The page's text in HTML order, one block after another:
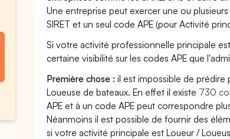
Une entreprise peut exercer une ou
SIRET et un seul code APE (pour Activité
Si votre activité professionnelle principale
certaine visibilité sur les codes APE que
Première chose : il est impossible de prédire
Loueuse de bateaux. En effet il existe 730
APE et à un code APE peut correspondre
Néanmoins il est possible de fournir des
si votre activité principale est Loueur /